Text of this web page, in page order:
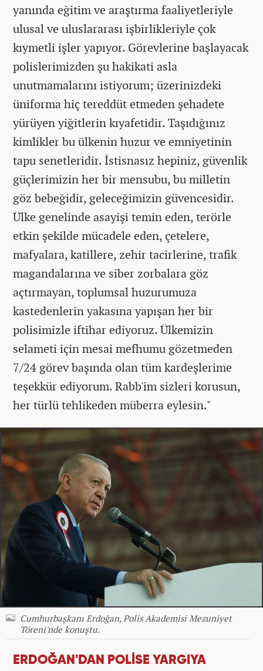
yanında eğitim ve araştırma faaliyetleriyle
ulusal ve uluslararası işbirlikleriyle çok
kıymetli işler yapıyor. Görevlerine başlayacak
polislerimizden şu hakikati asla
unutmamalarını istiyorum; üzerinizdeki
üniforma hiç tereddüt etmeden şehadete
yürüyen yiğitlerin kıyafetidir. Taşıdığınız
kimlikler bu ülkenin huzur ve emniyetinin
tapu senetleridir. İstisnasız hepiniz, güvenlik
güçlerimizin her bir mensubu, bu milletin
göz bebeğidir, geleceğimizin güvencesidir.
Ülke genelinde asayişi temin eden, terörle
etkin şekilde mücadele eden, çetelere,
mafyalara, katillere, zehir tacirlerine, trafik
magandalarına ve siber zorbalara göz
açtırmayan, toplumsal huzurumuza
kastedenlerin yakasına yapışan her bir
polisimizle iftihar ediyoruz. Ülkemizin
selameti için mesai mefhumu gözetmeden
7/24 görev başında olan tüm kardeşlerime
teşekkür ediyorum. Rabb'im sizleri korusun,
her türlü tehlikeden müberra eylesin."
Cumhurbaşkanı Erdoğan, Polis Akademisi Mezuniyet
Töreni'nde konuştu.
ERDOĞAN'DAN POLİSE YARGIYA